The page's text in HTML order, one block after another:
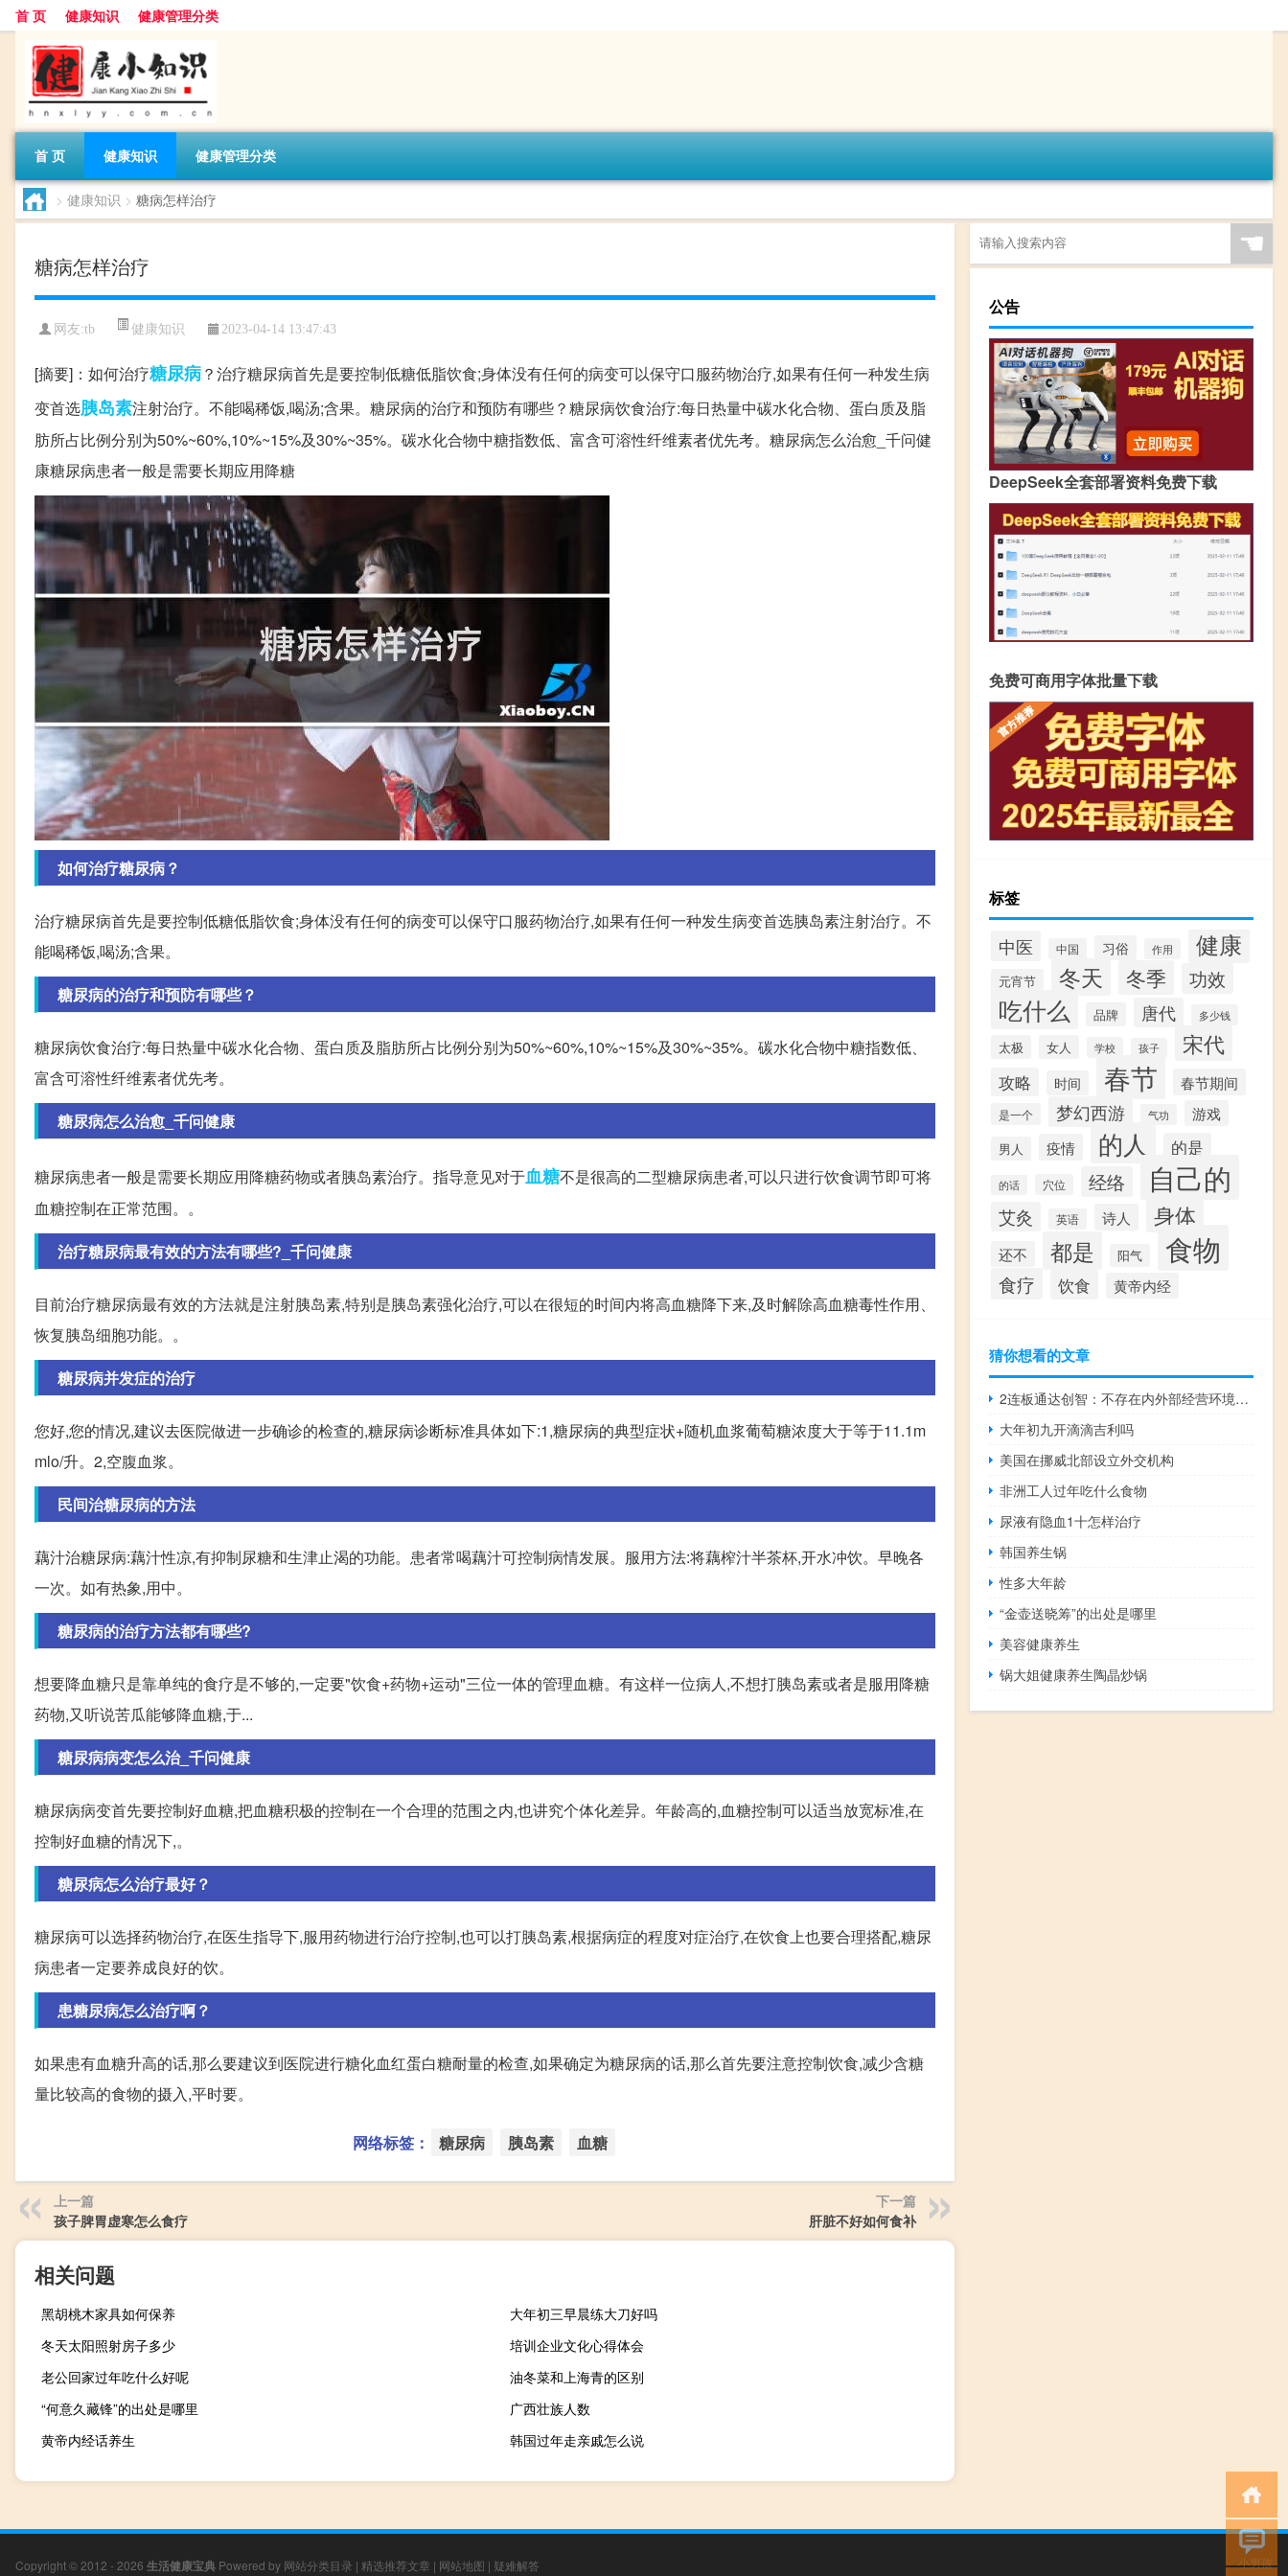
首 页 健康知识 健康管理分类
首 页 健康知识 健康管理分类
> 健康知识 > 糖病怎样治疗
糖病怎样治疗
网友:tb 健康知识 2023-04-14 13:47:43
[摘要]：如何治疗糖尿病？治疗糖尿病首先是要控制低糖低脂饮食;身体没有任何的病变可以保守口服药物治疗,如果有任何一种发生病
变首选胰岛素注射治疗。不能喝稀饭,喝汤;含果。糖尿病的治疗和预防有哪些？糖尿病饮食治疗:每日热量中碳水化合物、蛋白质及脂
肪所占比例分别为50%~60%,10%~15%及30%~35%。碳水化合物中糖指数低、富含可溶性纤维素者优先考。糖尿病怎么治愈_千问健
康糖尿病患者一般是需要长期应用降糖
如何治疗糖尿病？
治疗糖尿病首先是要控制低糖低脂饮食;身体没有任何的病变可以保守口服药物治疗,如果有任何一种发生病变首选胰岛素注射治疗。不
能喝稀饭,喝汤;含果。
糖尿病的治疗和预防有哪些？
糖尿病饮食治疗:每日热量中碳水化合物、蛋白质及脂肪所占比例分别为50%~60%,10%~15%及30%~35%。碳水化合物中糖指数低、
富含可溶性纤维素者优先考。
糖尿病怎么治愈_千问健康
糖尿病患者一般是需要长期应用降糖药物或者胰岛素治疗。指导意见对于血糖不是很高的二型糖尿病患者,可以只进行饮食调节即可将
血糖控制在正常范围。。
治疗糖尿病最有效的方法有哪些?_千问健康
目前治疗糖尿病最有效的方法就是注射胰岛素,特别是胰岛素强化治疗,可以在很短的时间内将高血糖降下来,及时解除高血糖毒性作用、
恢复胰岛细胞功能。。
糖尿病并发症的治疗
您好,您的情况,建议去医院做进一步确诊的检查的,糖尿病诊断标准具体如下:1,糖尿病的典型症状+随机血浆葡萄糖浓度大于等于11.1m
mlo/升。2,空腹血浆。
民间治糖尿病的方法
藕汁治糖尿病:藕汁性凉,有抑制尿糖和生津止渴的功能。患者常喝藕汁可控制病情发展。服用方法:将藕榨汁半茶杯,开水冲饮。早晚各
一次。如有热象,用中。
糖尿病的治疗方法都有哪些?
想要降血糖只是靠单纯的食疗是不够的,一定要"饮食+药物+运动"三位一体的管理血糖。有这样一位病人,不想打胰岛素或者是服用降糖
药物,又听说苦瓜能够降血糖,于...
糖尿病病变怎么治_千问健康
糖尿病病变首先要控制好血糖,把血糖积极的控制在一个合理的范围之内,也讲究个体化差异。年龄高的,血糖控制可以适当放宽标准,在
控制好血糖的情况下,。
糖尿病怎么治疗最好？
糖尿病可以选择药物治疗,在医生指导下,服用药物进行治疗控制,也可以打胰岛素,根据病症的程度对症治疗,在饮食上也要合理搭配,糖尿
病患者一定要养成良好的饮。
患糖尿病怎么治疗啊？
如果患有血糖升高的话,那么要建议到医院进行糖化血红蛋白糖耐量的检查,如果确定为糖尿病的话,那么首先要注意控制饮食,减少含糖
量比较高的食物的摄入,平时要。
网络标签： 糖尿病 胰岛素 血糖
上一篇
孩子脾胃虚寒怎么食疗
下一篇
肝脏不好如何食补
相关问题
黑胡桃木家具如何保养
大年初三早晨练大刀好吗
冬天太阳照射房子多少
培训企业文化心得体会
老公回家过年吃什么好呢
油冬菜和上海青的区别
“何意久藏锋”的出处是哪里
广西壮族人数
黄帝内经话养生
韩国过年走亲戚怎么说
☚
公告
DeepSeek全套部署资料免费下载
免费可商用字体批量下载
标签
中医 中国 习俗 作用 健康
元宵节 冬天 冬季 功效
吃什么 品牌 唐代 多少钱
太极 女人 学校 孩子 宋代
攻略 时间 春节 春节期间
是一个 梦幻西游 气功 游戏
男人 疫情 的人 的是
的话 穴位 经络 自己的
艾灸 英语 诗人 身体
还不 都是 阳气 食物
食疗 饮食 黄帝内经
猜你想看的文章
2连板通达创智：不存在内外部经营环境发生或预计将要发生重大变化的情形
大年初九开滴滴吉利吗
美国在挪威北部设立外交机构
非洲工人过年吃什么食物
尿液有隐血1十怎样治疗
韩国养生锅
性多大年龄
“金壶送晓筹”的出处是哪里
美容健康养生
锅大姐健康养生陶晶炒锅
Copyright © 2012 - 2026 生活健康宝典 Powered by 网站分类目录 | 精选推荐文章 | 网站地图 | 疑难解答 小男孩